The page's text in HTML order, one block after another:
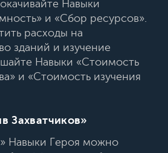
Навыки
и «Сбор ресурсов».
расходы на
зданий и изучение
Навыки «Стоимость
и «Стоимость изучения
Захватчиков»
Навыки Героя можно